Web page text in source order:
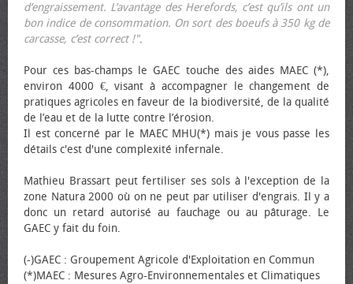
d’engraissement. L’avantage des Herefords, c’est qu’ils ont un
bon indice de consommation. On sort des bœufs à 350 kg de
carcasse, c’est correct !".
Pour ces bas-champs le GAEC touche des aides MAEC (*),
environ 4000 €, visant à accompagner le changement de
pratiques agricoles en faveur de la biodiversité, de la qualité
de l’eau et de la lutte contre l’érosion.
Il est concerné par le MAEC MHU(*) mais je vous passe les
détails c'est d'une complexité infernale.
Mathieu Brassart peut fertiliser ses sols à l'exception de la
zone Natura 2000 où on ne peut par utiliser d'engrais. Il y a
donc un retard autorisé au fauchage ou au pâturage. Le
GAEC y fait du foin.
(-)GAEC : Groupement Agricole d'Exploitation en Commun
(*)MAEC : Mesures Agro-Environnementales et Climatiques